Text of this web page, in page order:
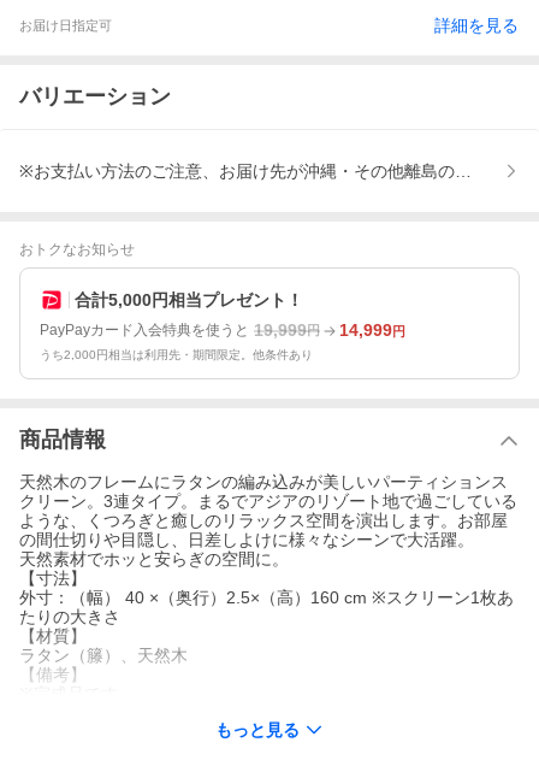
お届け日指定可 詳細を見る
バリエーション
※お支払い方法のご注意、お届け先が沖縄・その他離島の方はご選
おトクなお知らせ
合計5,000円相当プレゼント！
PayPayカード入会特典を使うと 19,999円 14,999円
うち2,000円相当は利用先・期間限定。他条件あり
商品情報
天然木のフレームにラタンの編み込みが美しいパーティションス
クリーン。3連タイプ。まるでアジアのリゾート地で過ごしている
ような、くつろぎと癒しのリラックス空間を演出します。お部屋
の間仕切りや目隠し、日差しよけに様々なシーンで大活躍。
天然素材でホッと安らぎの空間に。
【寸法】
外寸：（幅） 40 ×（奥行）2.5×（高）160 cm ※スクリーン1枚あ
たりの大きさ
【材質】
ラタン（籐）、天然木
【備考】
味、質感には若干の個体差がございます。予めご了承ください。
もっと見る